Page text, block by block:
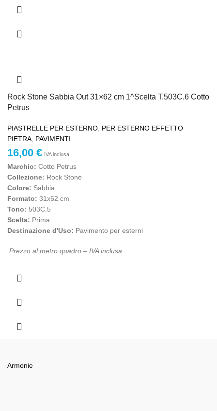
Rock Stone Sabbia Out 31×62 cm 1^Scelta T.503C.6 Cotto
Petrus
PIASTRELLE PER ESTERNO PER ESTERNO EFFETTO
PIETRA PAVIMENTI
16,00 € IVA inclusa
Marchio: Cotto Petrus
Collezione: Rock Stone
Colore: Sabbia
Formato: 31x62 cm
Tono: 503C.5
Scelta: Prima
Destinazione d'Uso: Pavimento per esterni
Prezzo al metro quadro – IVA inclusa
Armonie